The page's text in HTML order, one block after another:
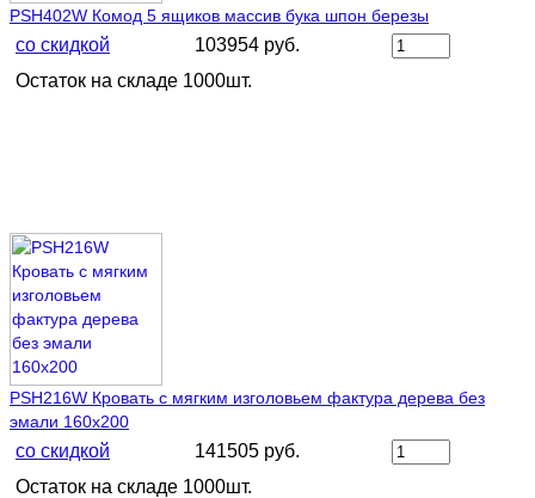
PSH402W Комод 5 ящиков массив бука шпон березы
со скидкой
103954 руб.
Остаток на складе 1000шт.
PSH216W Кровать с мягким изголовьем фактура дерева без
эмали 160х200
со скидкой
141505 руб.
Остаток на складе 1000шт.